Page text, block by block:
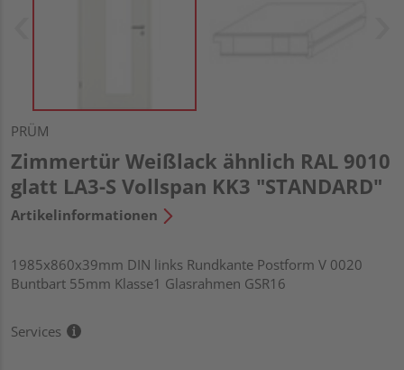
PRÜM
Zimmertür Weißlack ähnlich RAL 9010
glatt LA3-S Vollspan KK3 "STANDARD"
Artikelinformationen
1985x860x39mm DIN links Rundkante Postform V 0020
Buntbart 55mm Klasse1 Glasrahmen GSR16
Services